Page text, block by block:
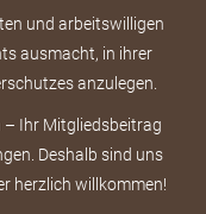
und arbeitswilligen
ausmacht, in ihrer
anzulegen.
– Ihr Mitgliedsbeitrag
Deshalb sind uns
herzlich willkommen!